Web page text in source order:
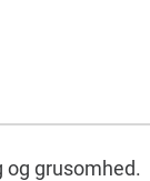
Temaer
grusomhed.